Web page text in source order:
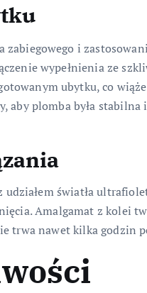
zabiegowego i
wypełnienia ze
ubytku, co
aby plomba była stabilna i
światła
Amalgamat z kolei
trwa nawet kilka godzin